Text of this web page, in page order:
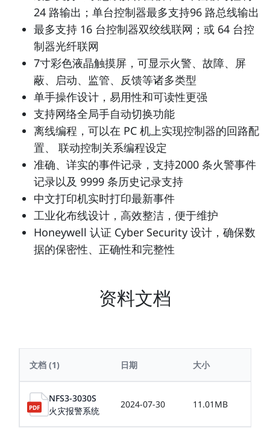
24 路输出；单台控制器最多支持96 路总线输出
最多支持 16 台控制器双绞线联网；或 64 台控
制器光纤联网
7寸彩色液晶触摸屏，可显示火警、故障、屏
蔽、启动、监管、反馈等诸多类型
单手操作设计，易用性和可读性更强
支持网络全局手自动切换功能
离线编程，可以在 PC 机上实现控制器的回路配
置、 联动控制关系编程设定
准确、详实的事件记录，支持2000 条火警事件
记录以及 9999 条历史记录支持
中文打印机实时打印最新事件
工业化布线设计，高效整洁，便于维护
Honeywell 认证 Cyber Security 设计，确保数
据的保密性、正确性和完整性
资料文档
文档 (1) 日期 大小
NFS3-3030S
火灾报警系统
2024-07-30 11.01MB